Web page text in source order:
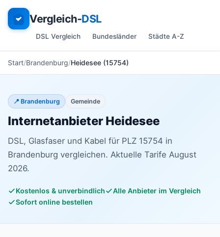
Vergleich-DSL
DSL Vergleich Bundesländer Städte A-Z
Start Brandenburg Heidesee (15754)
📍 Brandenburg Gemeinde
Internetanbieter Heidesee
DSL, Glasfaser und Kabel für PLZ 15754 in
Brandenburg vergleichen. Aktuelle Tarife August
2026.
Kostenlos & unverbindlich
Alle Anbieter im Vergleich
Sofort online bestellen